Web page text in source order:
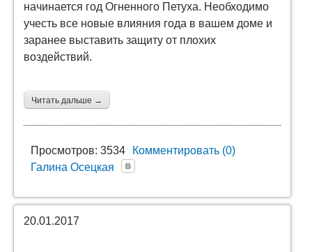
начинается год Огненного Петуха. Необходимо
учесть все новые влияния года в вашем доме и
заранее выставить защиту от плохих
воздействий.
Читать дальше →
Просмотров: 3534
Комментировать (0)
Галина Осецкая
20.01.2017